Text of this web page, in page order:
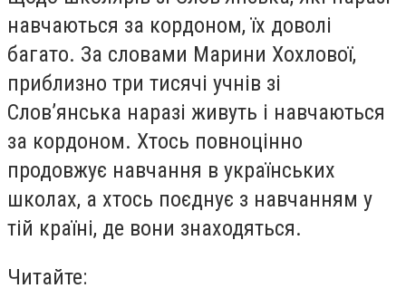
навчаються за кордоном, їх доволі
багато. За словами Марини Хохлової,
приблизно три тисячі учнів зі
Слов’янська наразі живуть і навчаються
за кордоном. Хтось повноцінно
продовжує навчання в українських
школах, а хтось поєднує з навчанням у
тій країні, де вони знаходяться.
Читайте: